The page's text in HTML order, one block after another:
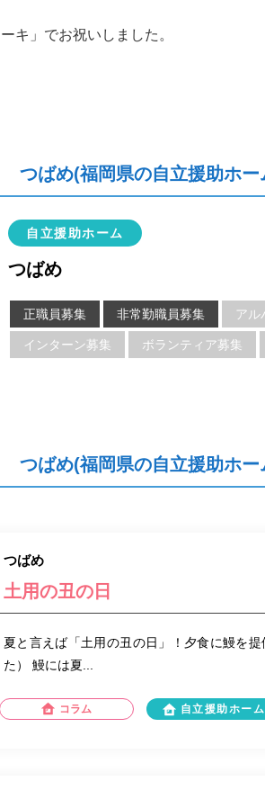
キ」でお祝いしました。
つばめ(福岡県の自立援助ホ
自立援助ホーム
つばめ
正職員募集 非常勤職員募集 アル
インターン募集 ボランティア募集
つばめ(福岡県の自立援助ホー
つばめ
土用の丑の日
夏と言えば「土用の丑の日」！夕食に鰻を
た） 鰻には夏...
コラム 自立援助ホーム